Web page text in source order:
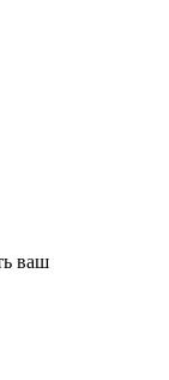
щиты
ваш